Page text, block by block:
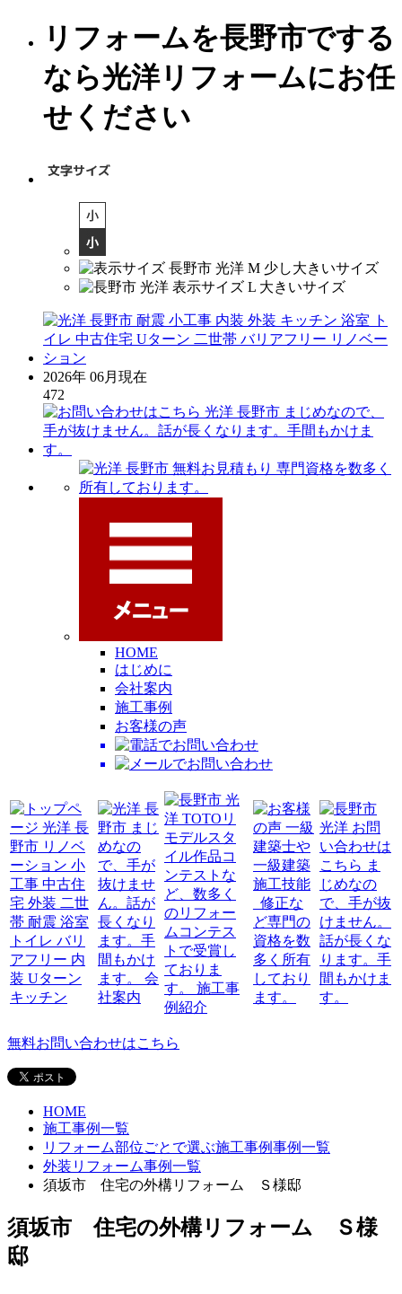
リフォームを長野市でする
なら光洋リフォームにお任
せください
2026年 06月現在
472
HOME
はじめに
会社案内
施工事例
お客様の声
無料お問い合わせはこちら
HOME
施工事例一覧
リフォーム部位ごとで選ぶ施工事例事例一覧
外装リフォーム事例一覧
須坂市 住宅の外構リフォーム Ｓ様邸
須坂市 住宅の外構リフォーム Ｓ様
邸